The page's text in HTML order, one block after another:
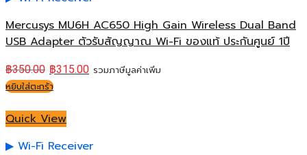
Mercusys MU6H AC650 High Gain Wireless Dual Band
USB Adapter ตัวรับสัญญาณ Wi-Fi ของแท้ ประกันศูนย์ 1ปี
฿350.00 ฿315.00 รวมภาษีมูลค่าเพิ่ม
หยิบใส่ตะกร้า
Quick View
Wi-Fi Receiver